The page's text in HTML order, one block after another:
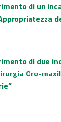
di un
di due
Oro-